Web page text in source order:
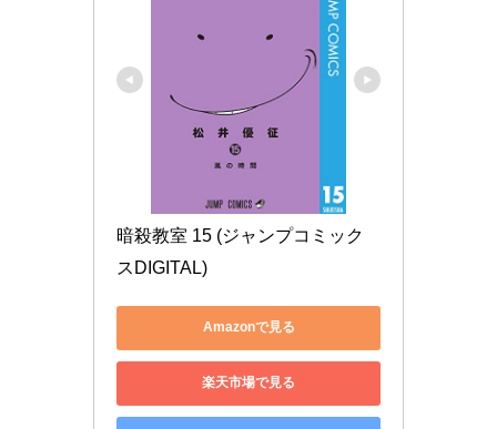
暗殺教室 15 (ジャンプコミック
スDIGITAL)
Amazonで見る
楽天市場で見る